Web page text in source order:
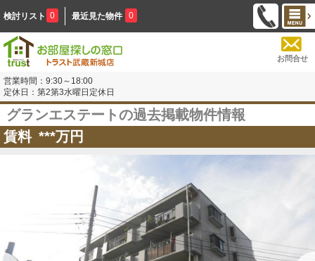
検討リスト 0 最近見た物件 0
お問合せ
営業時間：9:30～18:00
定休日：第2第3水曜日定休日
グランエステートの過去掲載物件情報
賃料 ***万円